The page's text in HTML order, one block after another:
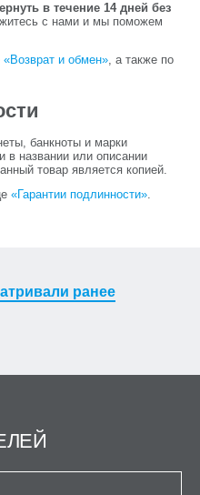
в течение 14 дней без
с нами и мы поможем
«Возврат и обмен», а также по
банкноты и марки
в названии или описании
товар является копией.
«Гарантии подлинности».
ранее